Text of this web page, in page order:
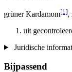
grüner Kardamom[1],
uit
Juridische
Bijpassend